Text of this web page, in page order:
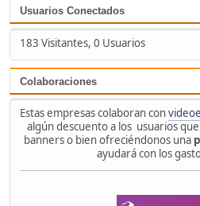
Usuarios Conectados
183 Visitantes, 0 Usuarios
Colaboraciones
Estas empresas colaboran con
algún descuento a los usuarios
banners o bien ofreciéndonos una
ayudará con los